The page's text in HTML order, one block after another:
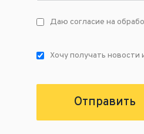
Даю согласие на
Хочу получать
Отправить